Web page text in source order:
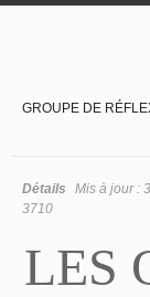
GROUPE DE
Détails Mis à jour :
3710
LES